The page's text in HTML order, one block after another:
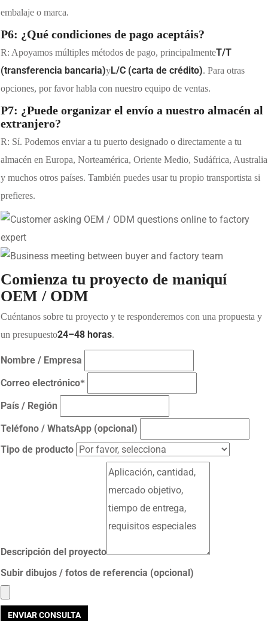
embalaje o marca.
P6: ¿Qué condiciones de pago aceptáis?
R: Apoyamos múltiples métodos de pago, principalmenteT/T
(transferencia bancaria)yL/C (carta de crédito). Para otras
opciones, por favor habla con nuestro equipo de ventas.
P7: ¿Puede organizar el envío a nuestro almacén al
extranjero?
R: Sí. Podemos enviar a tu puerto designado o directamente a tu
almacén en Europa, Norteamérica, Oriente Medio, Sudáfrica, Australia
y muchos otros países. También puedes usar tu propio transportista si
prefieres.
Comienza tu proyecto de maniquí
OEM / ODM
Cuéntanos sobre tu proyecto y te responderemos con una propuesta y
un presupuesto24–48 horas.
Nombre / Empresa
Correo electrónico*
País / Región
Teléfono / WhatsApp (opcional)
Tipo de producto
Descripción del proyecto
Subir dibujos / fotos de referencia (opcional)
ENVIAR CONSULTA